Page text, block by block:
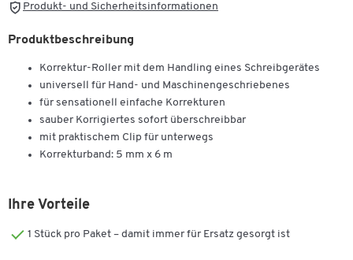
Produkt- und Sicherheitsinformationen
Produktbeschreibung
Korrektur-Roller mit dem Handling eines Schreibgerätes
universell für Hand- und Maschinengeschriebenes
für sensationell einfache Korrekturen
sauber Korrigiertes sofort überschreibbar
mit praktischem Clip für unterwegs
Korrekturband: 5 mm x 6 m
Ihre Vorteile
1 Stück pro Paket – damit immer für Ersatz gesorgt ist